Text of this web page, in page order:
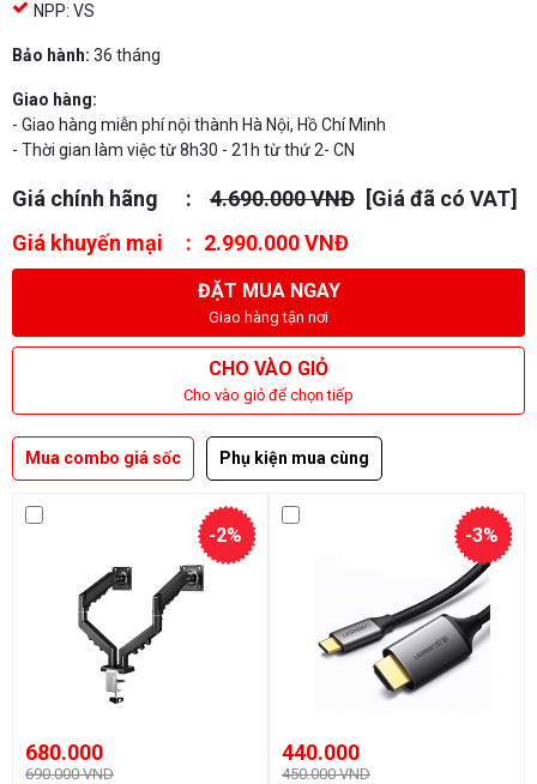
NPP: VS
Bảo hành: 36 tháng
Giao hàng:
- Giao hàng miễn phí nội thành Hà Nội, Hồ Chí Minh
- Thời gian làm việc từ 8h30 - 21h từ thứ 2- CN
Giá chính hãng 4.690.000 VNĐ [Giá đã có VAT]
Giá khuyến mại
2.990.000 VNĐ
ĐẶT MUA NGAY
Giao hàng tận nơi
CHO VÀO GIỎ
Cho vào giỏ để chọn tiếp
Mua combo giá sốc Phụ kiện mua cùng
680.000
690.000 VND
-2%
440.000
450.000 VND
-3%